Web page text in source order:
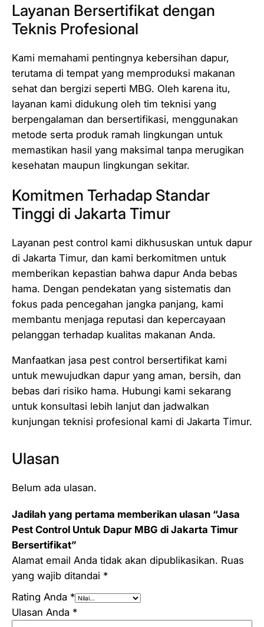
Layanan Bersertifikat dengan
Teknis Profesional
Kami memahami pentingnya kebersihan dapur,
terutama di tempat yang memproduksi makanan
sehat dan bergizi seperti MBG. Oleh karena itu,
layanan kami didukung oleh tim teknisi yang
berpengalaman dan bersertifikasi, menggunakan
metode serta produk ramah lingkungan untuk
memastikan hasil yang maksimal tanpa merugikan
kesehatan maupun lingkungan sekitar.
Komitmen Terhadap Standar
Tinggi di Jakarta Timur
Layanan pest control kami dikhususkan untuk dapur
di Jakarta Timur, dan kami berkomitmen untuk
memberikan kepastian bahwa dapur Anda bebas
hama. Dengan pendekatan yang sistematis dan
fokus pada pencegahan jangka panjang, kami
membantu menjaga reputasi dan kepercayaan
pelanggan terhadap kualitas makanan Anda.
Manfaatkan jasa pest control bersertifikat kami
untuk mewujudkan dapur yang aman, bersih, dan
bebas dari risiko hama. Hubungi kami sekarang
untuk konsultasi lebih lanjut dan jadwalkan
kunjungan teknisi profesional kami di Jakarta Timur.
Ulasan
Belum ada ulasan.
Jadilah yang pertama memberikan ulasan “Jasa
Pest Control Untuk Dapur MBG di Jakarta Timur
Bersertifikat”
Alamat email Anda tidak akan dipublikasikan. Ruas
yang wajib ditandai *
Rating Anda *
Ulasan Anda *